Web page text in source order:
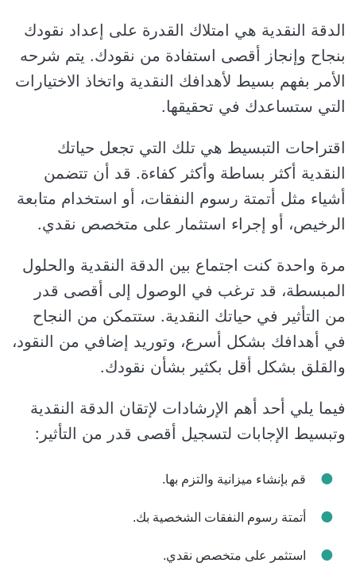
الدقة النقدية هي امتلاك القدرة على إعداد نقودك
بنجاح وإنجاز أقصى استفادة من نقودك. يتم شرحه
الأمر بفهم بسيط لأهدافك النقدية واتخاذ الاختيارات
التي ستساعدك في تحقيقها.
اقتراحات التبسيط هي تلك التي تجعل حياتك
النقدية أكثر بساطة وأكثر كفاءة. قد أن تتضمن
أشياء مثل أتمتة رسوم النفقات، أو استخدام متابعة
الرخيص، أو إجراء استثمار على متخصص نقدي.
مرة واحدة كنت اجتماع بين الدقة النقدية والحلول
المبسطة، قد ترغب في الوصول إلى أقصى قدر
من التأثير في حياتك النقدية. ستتمكن من النجاح
في أهدافك بشكل أسرع، وتوريد إضافي من النقود،
والقلق بشكل أقل بكثير بشأن نقودك.
فيما يلي أحد أهم الإرشادات لإتقان الدقة النقدية
وتبسيط الإجابات لتسجيل أقصى قدر من التأثير:
قم بإنشاء ميزانية والتزم بها.
أتمتة رسوم النفقات الشخصية بك.
استثمر على متخصص نقدي.